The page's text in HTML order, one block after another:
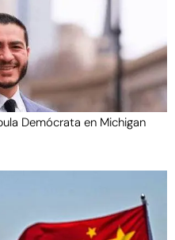
Demócrata en Michigan